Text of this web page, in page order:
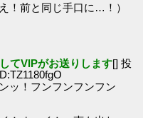
！前と同じ手口に…！）
てVIPがお送りします[] 投
ッ！フンフンフンフン